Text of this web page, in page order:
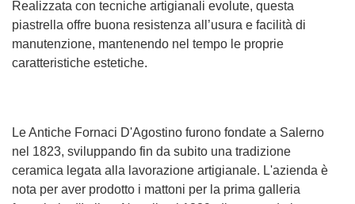
Realizzata con tecniche artigianali evolute, questa
piastrella offre buona resistenza all’usura e facilità di
manutenzione, mantenendo nel tempo le proprie
caratteristiche estetiche.
Le Antiche Fornaci D'Agostino furono fondate a Salerno
nel 1823, sviluppando fin da subito una tradizione
ceramica legata alla lavorazione artigianale. L'azienda è
nota per aver prodotto i mattoni per la prima galleria